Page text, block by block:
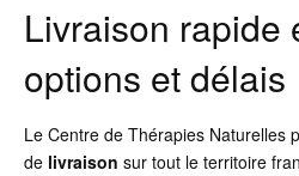
Livraison rapide
options et délais
Le Centre de Thérapies Naturelles
de livraison sur tout le territoire